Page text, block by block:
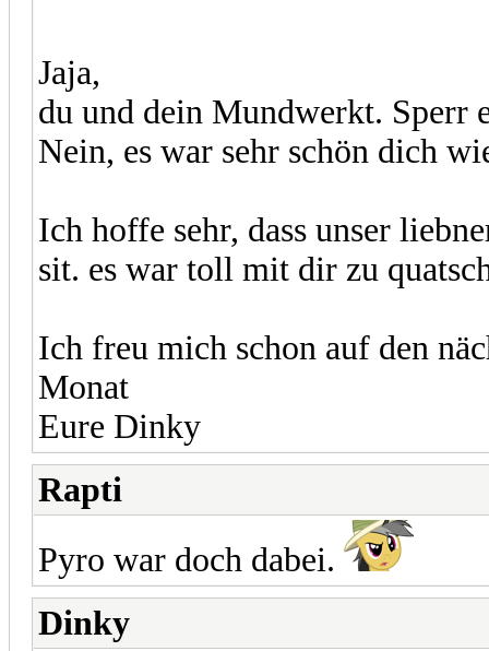
Jaja,
du und dein Mundwerkt. Sperr
Nein, es war sehr schön dich
Ich hoffe sehr, dass unser
sit. es war toll mit dir zu
Ich freu mich schon auf den
Monat
Eure Dinky
Rapti
Pyro war doch dabei.
Dinky